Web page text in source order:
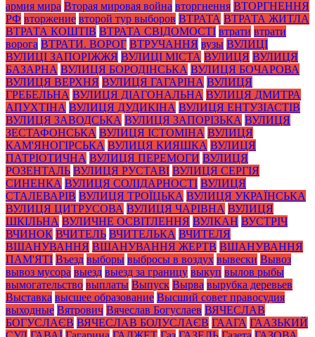
армия мира Вторая мировая война вторгнення ВТОРГНЕННЯ
РФ вторжение второй тур выборов ВТРАТА ВТРАТА ЖИТЛА
ВТРАТА КОШТІВ ВТРАТА СВІДОМОСТІ втрати втрати
ворога ВТРАТИ. ВОРОГ ВТРУЧАННЯ вузы ВУЛИЦІ
ВУЛИЦІ ЗАПОРІЖЖЯ ВУЛИЦІ МІСТА ВУЛИЦЯ ВУЛИЦЯ
БАЗАРНА ВУЛИЦЯ БОРОДІНСЬКА ВУЛИЦЯ БОЧАРОВА
ВУЛИЦЯ ВЕРХНЯ ВУЛИЦЯ ГАГАРІНА ВУЛИЦЯ
ГРЕБЕЛЬНА ВУЛИЦЯ ДІАГОНАЛЬНА ВУЛИЦЯ ДМИТРА
АПУХТІНА ВУЛИЦЯ ДУДИКІНА ВУЛИЦЯ ЕНТУЗІАСТІВ
ВУЛИЦЯ ЗАВОДСЬКА ВУЛИЦЯ ЗАПОРІЗЬКА ВУЛИЦЯ
ЗЕСТАФОНСЬКА ВУЛИЦЯ ІСТОМІНА ВУЛИЦЯ
КАМ'ЯНОГІРСЬКА ВУЛИЦЯ КИЯШКА ВУЛИЦЯ
ПАТРІОТИЧНА ВУЛИЦЯ ПЕРЕМОГИ ВУЛИЦЯ
РОЗЕНТАЛЬ ВУЛИЦЯ РУСТАВІ ВУЛИЦЯ СЕРГІЯ
СИНЕНКА ВУЛИЦЯ СОЛІДАРНОСТІ ВУЛИЦЯ
СТАЛЕВАРІВ ВУЛИЦЯ ТРОЇЦЬКА ВУЛИЦЯ УКРАЇНСЬКА
ВУЛИЦЯ ЦИТРУСОВА ВУЛИЦЯ ЧАРІВНА ВУЛИЦЯ
ШКІЛЬНА ВУЛИЧНЕ ОСВІТЛЕННЯ ВУЛКАН ВУСТРІЧ
ВЧИНОК ВЧИТЕЛЬ ВЧИТЕЛЬКА ВЧИТЕЛЯ
ВШАНУВАННЯ ВШАНУВАННЯ ЖЕРТВ ВШАНУВАННЯ
ПАМ'ЯТІ Въезд выборы выбросы в воздух вывески Вывоз
вывоз мусора выезд выезд за границу выкуп вылов рыбы
вымогательство выплаты Выпуск Вырва вырубка деревьев
Выставка высшее образование Высший совет правосудия
выходные Вятрович Вячеслав Богуслаев ВЯЧЕСЛАВ
БОГУСЛАЄВ ВЯЧЕСЛАВ БОЛУСЛАЄВ ГААГА ГААЗЬКИЙ